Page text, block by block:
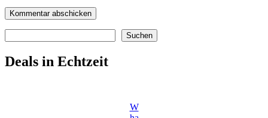
Suchen
Deals in Echtzeit
W